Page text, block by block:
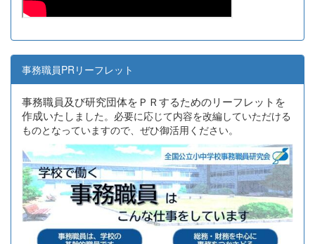
事務職員PRリーフレット
事務職員及び研究団体をＰＲするためのリーフレットを
作成いたし ました。必要に応じて内容を改編していただける
ものとなっていますので、ぜひ御活用ください。